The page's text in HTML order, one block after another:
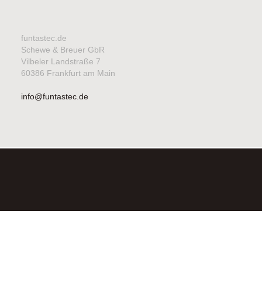
funtastec.de
Schewe & Breuer GbR
Vilbeler Landstraße 7
60386 Frankfurt am Main
info@funtastec.de